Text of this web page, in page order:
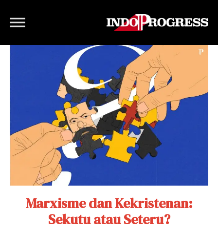
Marxisme dan Kekristenan:
Sekutu atau Seteru?